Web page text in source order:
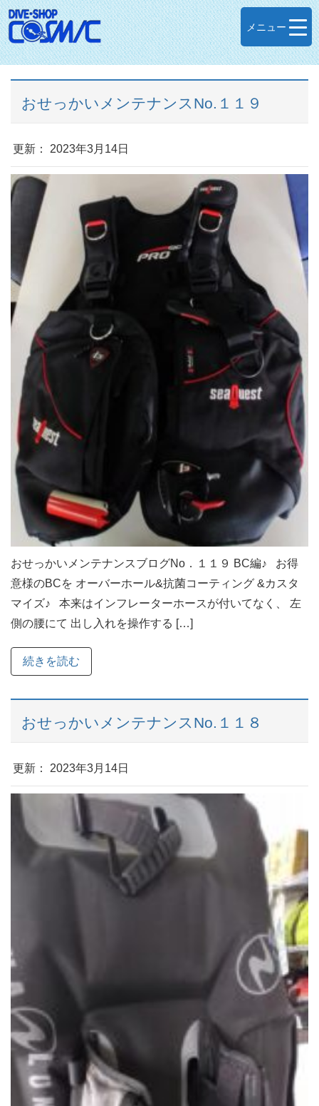
メニュー
おせっかいメンテナンスNo.１１９
更新： 2023年3月14日
おせっかいメンテナンスブログNo．１１９ BC編♪ お得
意様のBCを オーバーホール&抗菌コーティング &カスタ
マイズ♪ 本来はインフレーターホースが付いてなく、 左
側の腰にて 出し入れを操作する […]
続きを読む
おせっかいメンテナンスNo.１１８
更新： 2023年3月14日